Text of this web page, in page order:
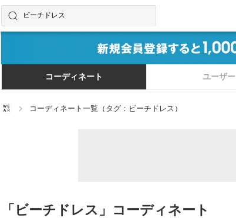
コーディネートやユーザーを探す
検索する
コーディネート ユーザー
コーディネート一覧（タグ：ビーチドレス）
「ビーチドレス」コーディネート